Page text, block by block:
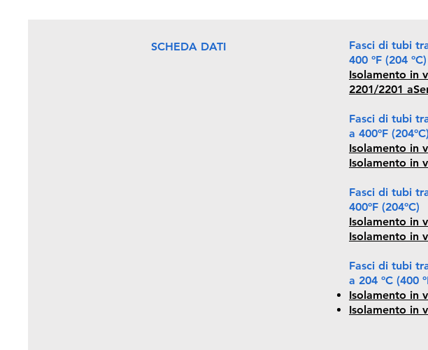
SCHEDA DATI
Fasci di tubi
400 ºF (204 ºC)
Isolamento in
2201/2201
Fasci di tubi
a 400ºF (204ºC)
Isolamento in
Isolamento in
Fasci di tubi
400ºF (204ºC)
Isolamento in
Isolamento in
Fasci di tubi
a 204 ºC (400
Isolamento in
Isolamento in